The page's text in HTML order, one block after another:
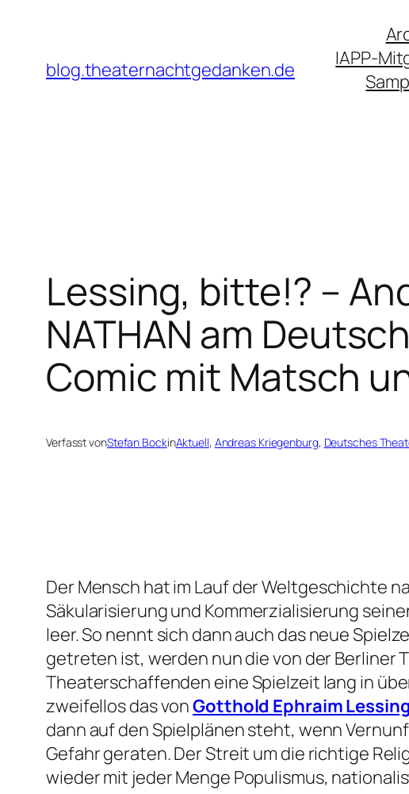
springenblog.theaternachtgedanken.de
IAPP-
Lessing, bitte!? –
NATHAN am
Comic mit Matsch
Verfasst vonStefan BockinAktuell, Andreas Kriegenburg, Deutsches
Der Mensch hat im Lauf der Weltgeschichte
Säkularisierung und Kommerzialisierung
leer. So nennt sich dann auch das neue
getreten ist, werden nun die von der
Theaterschaffenden eine Spielzeit lang in
zweifellos das vonGotthold Ephraim Lessing
dann auf den Spielplänen steht, wenn
Gefahr geraten. Der Streit um die richtige
wieder mit jeder Menge Populismus,